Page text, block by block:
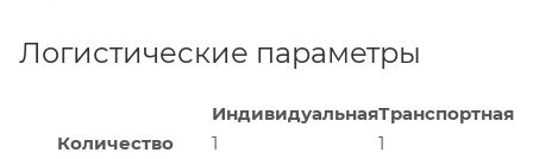
Логистические параметры
ИндивидуальнаяТранспортная
Количество
1
1